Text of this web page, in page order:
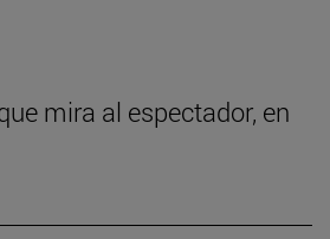
mira al espectador, en